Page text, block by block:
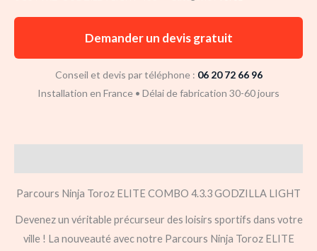
Demander un devis gratuit
Conseil et devis par téléphone : 06 20 72 66 96
Installation en France • Délai de fabrication 30-60 jours
Parcours Ninja Toroz ELITE COMBO 4.3.3 GODZILLA LIGHT
Devenez un véritable précurseur des loisirs sportifs dans votre
ville ! La nouveauté avec notre Parcours Ninja Toroz ELITE